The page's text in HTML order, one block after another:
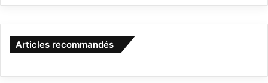
Articles recommandés